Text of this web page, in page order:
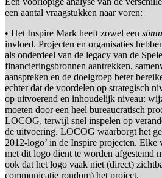
een aantal vraagstukken naar voren:
• Het Inspire Mark heeft zowel een
invloed. Projecten en organisaties
als onderdeel van de legacy van de
financieringsbronnen aantrekken,
aanspreken en de doelgroep beter
echter dat de voordelen op strategisch
op uitvoerend en inhoudelijk niveau:
moeten door een heel bureaucratisch
LOCOG, terwijl snel inspelen op
de uitvoering. LOCOG waarborgt het
2012-logo’ in de Inspire projecten. Elke
met dit logo dient te worden afgestemd
ook dat het logo vaak niet (direct)
communicatie rondom) het project.